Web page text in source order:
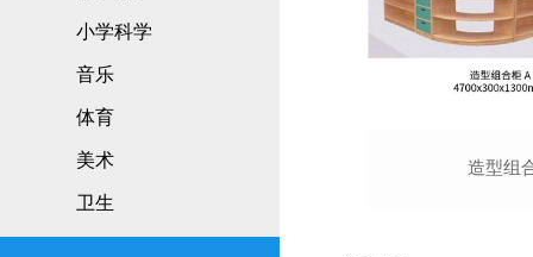
小学科学
音乐
体育
美术
卫生
造型组